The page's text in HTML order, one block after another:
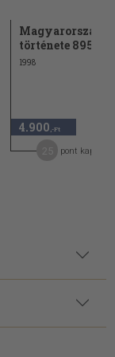
Magyarország
története 895-
1998
4.900 ,-Ft
pont kapható